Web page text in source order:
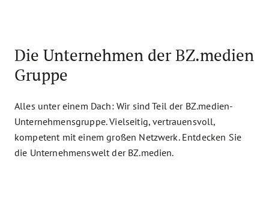
Die Unternehmen der BZ.medien
Gruppe
Alles unter einem Dach: Wir sind Teil der BZ.medien-
Unternehmensgruppe. Vielseitig, vertrauensvoll,
kompetent mit einem großen Netzwerk. Entdecken Sie
die Unternehmenswelt der BZ.medien.